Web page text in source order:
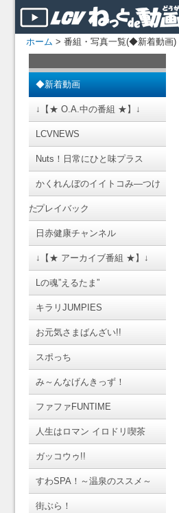
ホーム > 番組・写真一覧(◆新着動画)
◆新着動画
↓【★ O.A.中の番組 ★】↓
LCVNEWS
Nuts！日常にひと味プラス
かくれんぼのイイトコみ―つけ
たプレイバック
日赤健康チャンネル
↓【★ アーカイブ番組 ★】↓
Lの魂”えるたま”
キラリJUMPIES
お元気さまばんざい!!
スポっち
み～んなげんきっず！
ファファFUNTIME
人生はロマン イロドリ喫茶
ガッコウゥ!!
すわSPA！～温泉のススメ～
街ぶら！